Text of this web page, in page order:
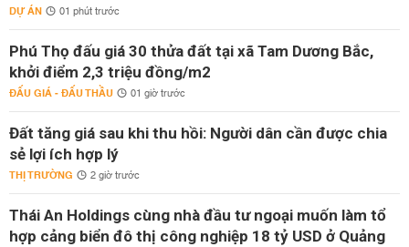
DỰ ÁN 01 phút trước
Phú Thọ đấu giá 30 thửa đất tại xã Tam Dương Bắc,
khởi điểm 2,3 triệu đồng/m2
ĐẤU GIÁ - ĐẤU THẦU 01 giờ trước
Đất tăng giá sau khi thu hồi: Người dân cần được chia
sẻ lợi ích hợp lý
THỊ TRƯỜNG 2 giờ trước
Thái An Holdings cùng nhà đầu tư ngoại muốn làm tổ
hợp cảng biển đô thị công nghiệp 18 tỷ USD ở Quảng